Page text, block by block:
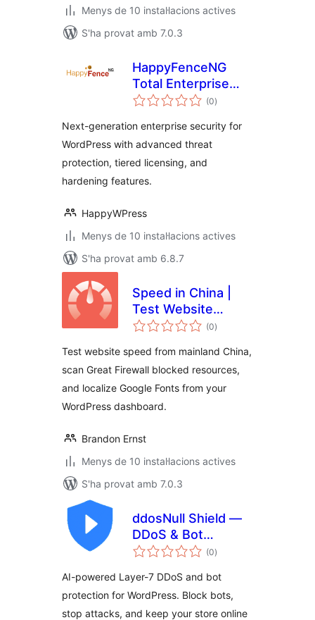
Menys de 10 instal·lacions actives
S'ha provat amb 7.0.3
HappyFenceNG
Total Enterprise
Security
(0puntuacions
totals
)
Next-generation enterprise security for
WordPress with advanced threat
protection, tiered licensing, and
hardening features.
HappyWPress
Menys de 10 instal·lacions actives
S'ha provat amb 6.8.7
Speed in China |
Test Website
Speed from
GFW Optimization
& Google Fonts
(0puntuacions
totals
)
Test website speed from mainland China,
scan Great Firewall blocked resources,
and localize Google Fonts from your
WordPress dashboard.
Brandon Ernst
Menys de 10 instal·lacions actives
S'ha provat amb 7.0.3
ddosNull Shield —
DDoS & Bot
Protection
(0puntuacions
totals
)
AI-powered Layer-7 DDoS and bot
protection for WordPress. Block bots,
stop attacks, and keep your store online